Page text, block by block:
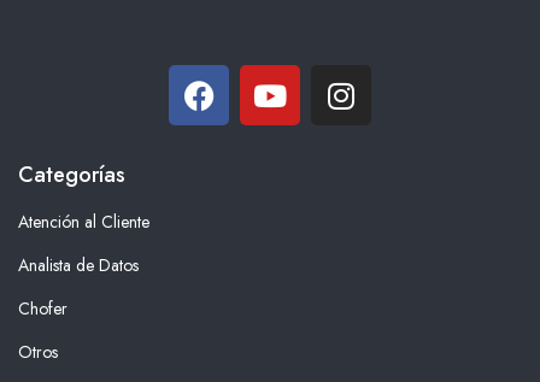
Categorías
Atención al Cliente
Analista de Datos
Chofer
Otros